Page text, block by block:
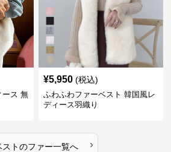
ース 無
¥5,950 (税込)
ふわふわファーベスト 韓国風レ
ディース羽織り
ストのファー一覧へ ›